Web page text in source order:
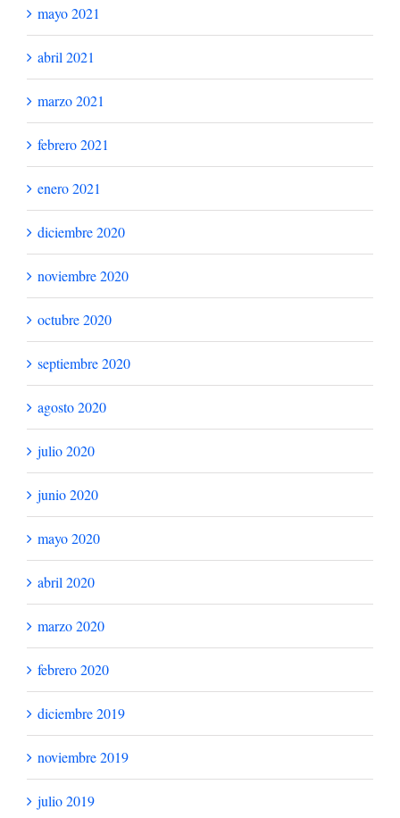
mayo 2021
abril 2021
marzo 2021
febrero 2021
enero 2021
diciembre 2020
noviembre 2020
octubre 2020
septiembre 2020
agosto 2020
julio 2020
junio 2020
mayo 2020
abril 2020
marzo 2020
febrero 2020
diciembre 2019
noviembre 2019
julio 2019